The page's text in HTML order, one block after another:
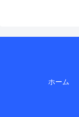
ホーム